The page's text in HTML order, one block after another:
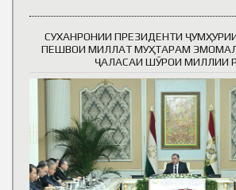
СУХАНРОНИИ ПРЕЗИДЕНТИ
ПЕШВОИ МИЛЛАТ МУҲТАРАМ
ҶАЛАСАИ ШӮРОИ МИЛЛИИ